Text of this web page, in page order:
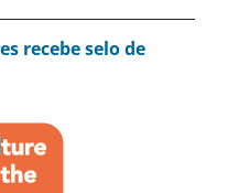
recebe selo de